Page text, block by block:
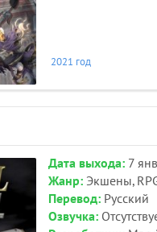
2021 год
Дата выхода:7
Жанр:Экшены,
Перевод:Русский
Озвучка: